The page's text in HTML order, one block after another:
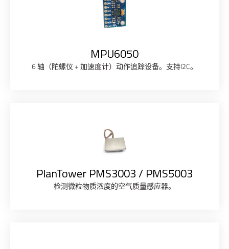
MPU6050
6 轴（陀螺仪 + 加速度计）动作追踪设备。支持I2C。
PlanTower PMS3003 / PMS5003
检测微粒物质浓度的空气质量感应器。